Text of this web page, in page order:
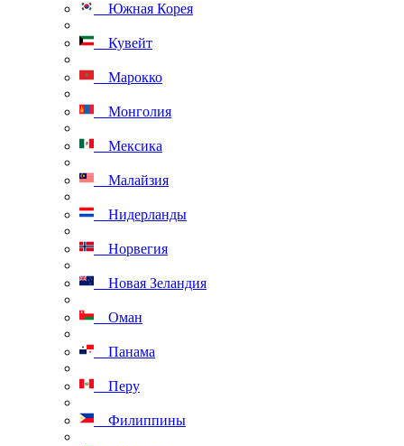
Южная Корея
Кувейт
Марокко
Монголия
Мексика
Малайзия
Нидерланды
Норвегия
Новая Зеландия
Оман
Панама
Перу
Филиппины